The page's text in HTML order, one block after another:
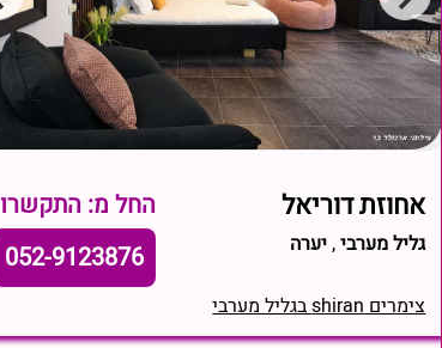
אחוזת דוריאל החל מ: התקשרו
גליל מערבי,יערה 052-9123876
צימרים shiran בגליל מערבי